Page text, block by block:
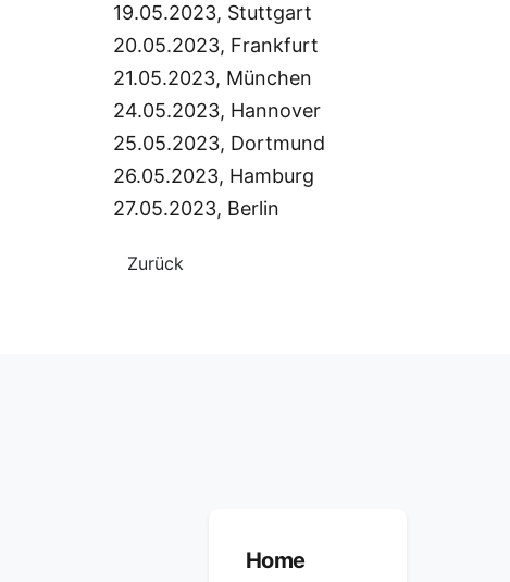
19.05.2023, Stuttgart
20.05.2023, Frankfurt
21.05.2023, München
24.05.2023, Hannover
25.05.2023, Dortmund
26.05.2023, Hamburg
27.05.2023, Berlin
Zurück
Home